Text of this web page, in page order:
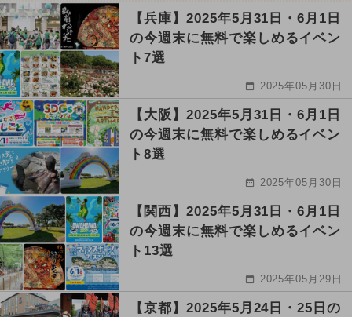
【兵庫】2025年5月31日・6月1日
の今週末に無料で楽しめるイベン
ト7選
2025年05月30日
【大阪】2025年5月31日・6月1日
の今週末に無料で楽しめるイベン
ト8選
2025年05月30日
【関西】2025年5月31日・6月1日
の今週末に無料で楽しめるイベン
ト13選
2025年05月29日
【京都】2025年5月24日・25日の